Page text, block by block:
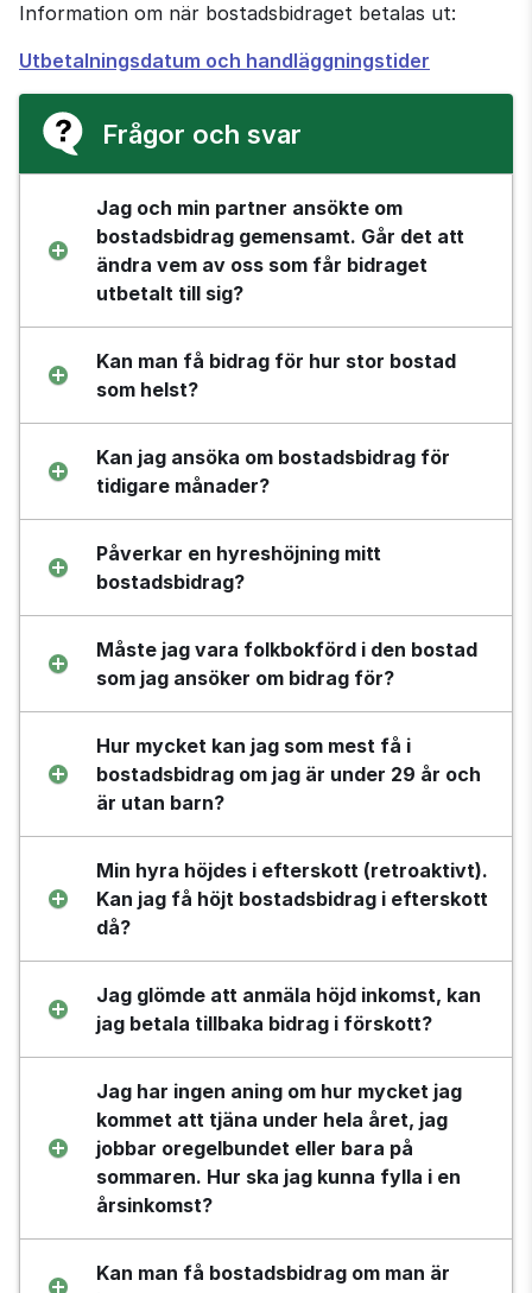
Information om när bostadsbidraget betalas ut:
Utbetalningsdatum och handläggningstider
Frågor och svar
Jag och min partner ansökte om
bostadsbidrag gemensamt. Går det att
ändra vem av oss som får bidraget
utbetalt till sig?
Kan man få bidrag för hur stor bostad
som helst?
Kan jag ansöka om bostadsbidrag för
tidigare månader?
Påverkar en hyreshöjning mitt
bostadsbidrag?
Måste jag vara folkbokförd i den bostad
som jag ansöker om bidrag för?
Hur mycket kan jag som mest få i
bostadsbidrag om jag är under 29 år och
är utan barn?
Min hyra höjdes i efterskott (retroaktivt).
Kan jag få höjt bostadsbidrag i efterskott
då?
Jag glömde att anmäla höjd inkomst, kan
jag betala tillbaka bidrag i förskott?
Jag har ingen aning om hur mycket jag
kommet att tjäna under hela året, jag
jobbar oregelbundet eller bara på
sommaren. Hur ska jag kunna fylla i en
årsinkomst?
Kan man få bostadsbidrag om man är